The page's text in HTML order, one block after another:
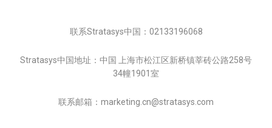
联系Stratasys中国：02133196068
Stratasys中国地址：中国 上海市松江区新桥镇莘砖公路258号
34幢1901室
联系邮箱：marketing.cn@stratasys.com